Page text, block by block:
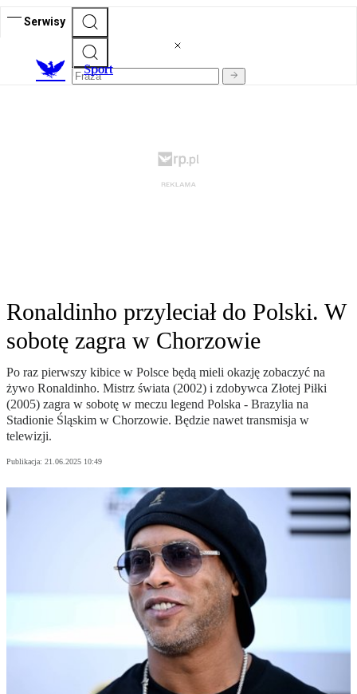
Serwisy
Sport
Ronaldinho przyleciał do Polski. W
sobotę zagra w Chorzowie
Po raz pierwszy kibice w Polsce będą mieli okazję zobaczyć na
żywo Ronaldinho. Mistrz świata (2002) i zdobywca Złotej Piłki
(2005) zagra w sobotę w meczu legend Polska - Brazylia na
Stadionie Śląskim w Chorzowie. Będzie nawet transmisja w
telewizji.
Publikacja: 21.06.2025 10:49